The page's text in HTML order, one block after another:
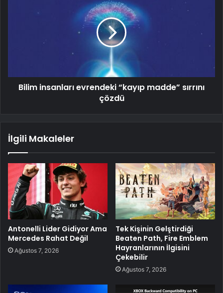
Bilim insanları evrendeki “kayıp madde” sırrını
çözdü
İlgili Makaleler
Antonelli Lider Gidiyor Ama
Mercedes Rahat Değil
Ağustos 7, 2026
Tek Kişinin Gelştirdiği
Beaten Path, Fire Emblem
Hayranlarının İlgisini
Çekebilir
Ağustos 7, 2026